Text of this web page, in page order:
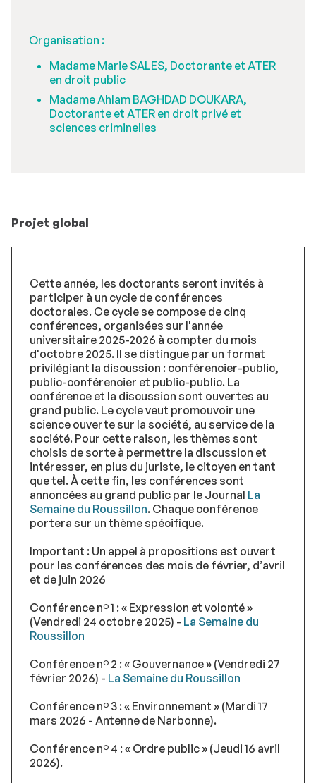
Organisation :
Madame Marie SALES, Doctorante et ATER
en droit public
Madame Ahlam BAGHDAD DOUKARA,
Doctorante et ATER en droit privé et
sciences criminelles
Projet global
Cette année, les doctorants seront invités à
participer à un cycle de conférences
doctorales. Ce cycle se compose de cinq
conférences, organisées sur l'année
universitaire 2025-2026 à compter du mois
d'octobre 2025. Il se distingue par un format
privilégiant la discussion : conférencier-public,
public-conférencier et public-public. La
conférence et la discussion sont ouvertes au
grand public. Le cycle veut promouvoir une
science ouverte sur la société, au service de la
société. Pour cette raison, les thèmes sont
choisis de sorte à permettre la discussion et
intéresser, en plus du juriste, le citoyen en tant
que tel. À cette fin, les conférences sont
annoncées au grand public par le Journal La
Semaine du Roussillon. Chaque conférence
portera sur un thème spécifique.
Important : Un appel à propositions est ouvert
pour les conférences des mois de février, d’avril
et de juin 2026
Conférence nº 1 : « Expression et volonté »
(Vendredi 24 octobre 2025) - La Semaine du
Roussillon
Conférence nº 2 : « Gouvernance » (Vendredi 27
février 2026) - La Semaine du Roussillon
Conférence nº 3 : « Environnement » (Mardi 17
mars 2026 - Antenne de Narbonne).
Conférence nº 4 : « Ordre public » (Jeudi 16 avril
2026).